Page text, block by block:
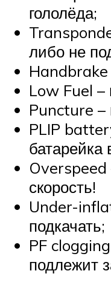
гололёда;
либо не
Handbrake
Low Fuel –
Puncture
PLIP
батарейка
скорость!
Under-
подкачать;
PF
подлежит